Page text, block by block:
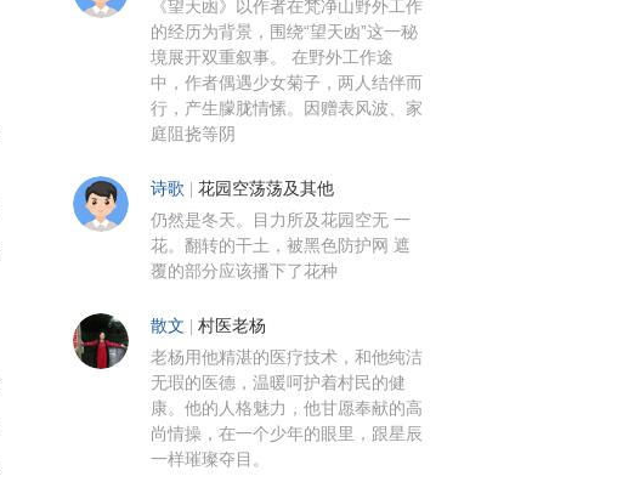
《望天凼》以作者在梵净山野外工作
的经历为背景，围绕“望天凼”这一秘
境展开双重叙事。 在野外工作途
中，作者偶遇少女菊子，两人结伴而
行，产生朦胧情愫。因赠表风波、家
庭阻挠等阴
诗歌 花园空荡荡及其他
仍然是冬天。目力所及花园空无 一
花。翻转的干土，被黑色防护网 遮
覆的部分应该播下了花种
散文 村医老杨
老杨用他精湛的医疗技术，和他纯洁
无瑕的医德，温暖呵护着村民的健
康。他的人格魅力，他甘愿奉献的高
尚情操，在一个少年的眼里，跟星辰
一样璀璨夺目。